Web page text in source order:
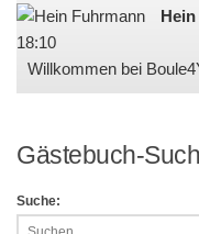
18:10
Willkommen bei
Gästebuch-
Suche: